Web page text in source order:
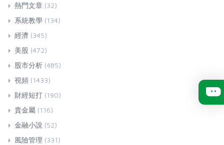
熱門文章 (32)
系統教學 (134)
經濟 (345)
美股 (472)
股市分析 (485)
視頻 (1433)
財經短打 (190)
貴金屬 (116)
金融小說 (52)
風險管理 (331)